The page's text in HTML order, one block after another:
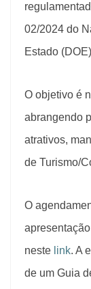
02/2024 do
Estado
O objetivo é
abrangendo
atrativos,
de Turismo/
O
neste link. A
de um Guia